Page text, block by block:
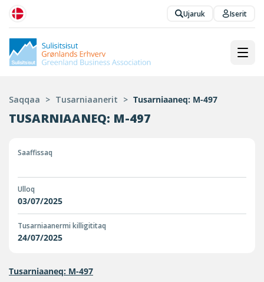
Ujaruk Iserit
Saqqaa > Tusarniaanerit > Tusarniaaneq: M-497
TUSARNIAANEQ: M-497
Saaffissaq
Ulloq
03/07/2025
Tusarniaanermi killigititaq
24/07/2025
Tusarniaaneq: M-497